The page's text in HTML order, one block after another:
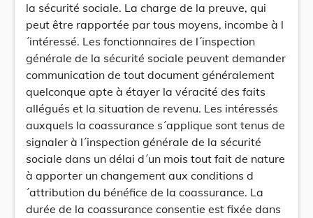
la sécurité sociale. La charge de la preuve, qui
peut être rapportée par tous moyens, incombe à l
´intéressé. Les fonctionnaires de l´inspection
générale de la sécurité sociale peuvent demander
communication de tout document généralement
quelconque apte à étayer la véracité des faits
allégués et la situation de revenu. Les intéressés
auxquels la coassurance s´applique sont tenus de
signaler à l´inspection générale de la sécurité
sociale dans un délai d´un mois tout fait de nature
à apporter un changement aux conditions d
´attribution du bénéfice de la coassurance. La
durée de la coassurance consentie est fixée dans